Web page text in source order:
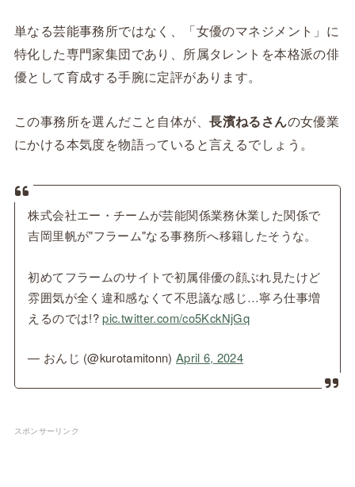
単なる芸能事務所ではなく、「女優のマネジメント」に
特化した専門家集団であり、所属タレントを本格派の俳
優として育成する手腕に定評があります。
この事務所を選んだこと自体が、長濱ねるさんの女優業
にかける本気度を物語っていると言えるでしょう。
株式会社エー・チームが芸能関係業務休業した関係で
吉岡里帆が"フラーム"なる事務所へ移籍したそうな。
初めてフラームのサイトで初属俳優の顔ぶれ見たけど
雰囲気が全く違和感なくて不思議な感じ…寧ろ仕事増
えるのでは!?pic.twitter.com/co5KckNjGq
— おんじ (@kurotamitonn) April 6, 2024
スポンサーリンク